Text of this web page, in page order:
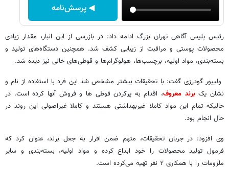
◀ پرسش‌نامه
رئیس پلیس آگاهی تهران بزرگ ادامه داد: در بازرسی از این انبار، مقدار زیادی
محصولات پوستی و مراقبت از زیبایی کشف شد. همچنین دستگاه‌های تولید و
بسته‌بندی، مواد اولیه، برچسب‌ها، هولوگرام‌ها و قوطی‌های خالی نیز دیده شد.
ولیپور گودرزی گفت: با تحقیقات بیشتر مشخص شد این فرد با استفاده از نام و
نشان یکبرند معروف، اقدام به پرکردن قوطی ها و فروش آنها کرده است. در
حالیکه تمام این مواد کاملا غیربهداشتی هستند و کاملا غیراصولی این روند در
حال انجام بود.
وی افزود: در جریان تحقیقات، متهم ضمن اقرار به جعل برند، عنوان کرد که
فرمول تولید محصولات را خود ابداع کرده و مواد اولیه، بسته‌بندی و سایر
ملزومات را با همکاری ۲ نفر تهیه می‌کرده است.